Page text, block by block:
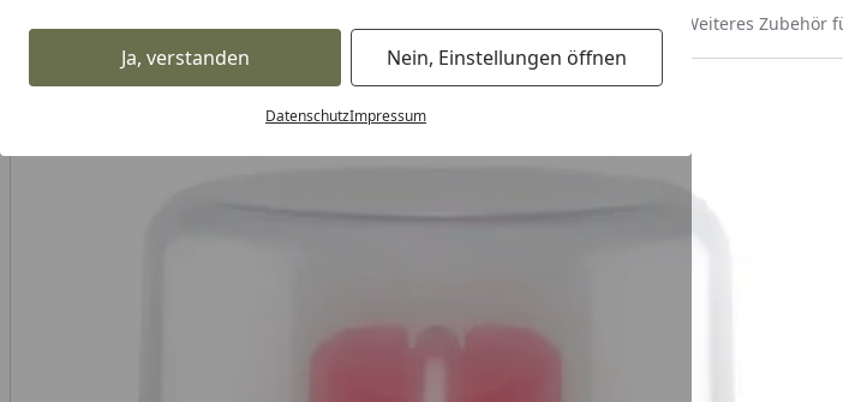
Ja, verstanden Nein, Einstellungen öffnen
DatenschutzImpressum
Maschinen & Werkstatt Werkstatteinrichtung Zubehör für die Werkstatt Weiteres Zubehör